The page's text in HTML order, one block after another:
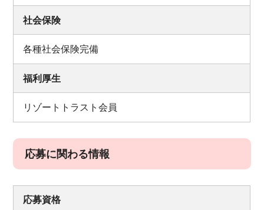
社会保険
各種社会保険完備
福利厚生
リゾートトラスト会員
応募に関わる情報
応募資格